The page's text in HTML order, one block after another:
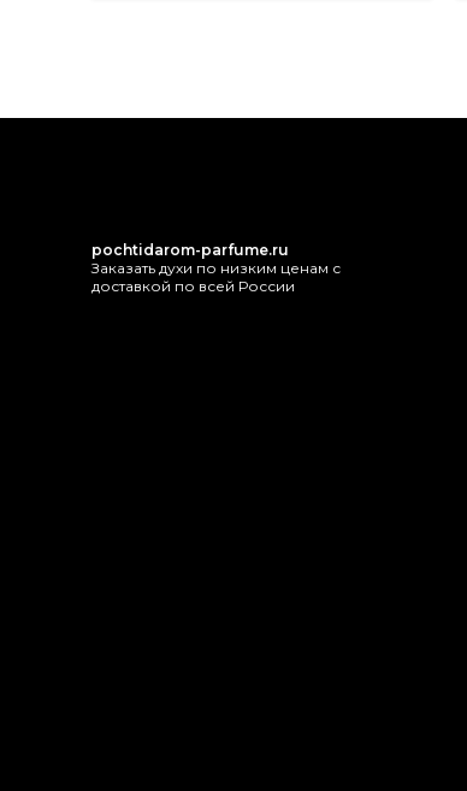
pochtidarom-parfume.ru
Заказать духи по низким ценам с
доставкой по всей России